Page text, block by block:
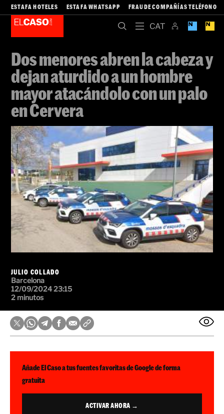
ESTAFA HOTELES ESTAFA WHATSAPP FRAUDE COMPAÑÍAS TELÉFONO
Dos menores abren la cabeza y
dejan aturdido a un hombre
mayor atacándolo con un palo
en Cervera
JULIO COLLADO
Barcelona
12/09/2024 23:15
2 minutos
Añade El Caso a tus fuentes favoritas de Google de forma
gratuita
ACTIVAR AHORA →